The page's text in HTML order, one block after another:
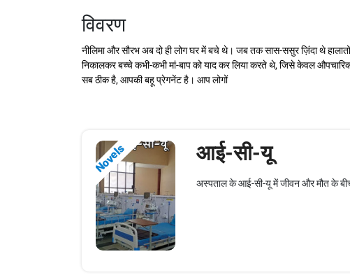
विवरण
नीलिमा और सौरभ अब दो ही लोग घर में बचे थे। जब तक सास-ससुर ज़िंदा थे
निकालकर बच्चे कभी-कभी मां-बाप को याद कर लिया करते थे, जिसे केवल
सब ठीक है, आपकी बहू प्रेगनेंट है। आप लोगों
Novels आई-सी-यू
अस्पताल के आई-सी-यू में जीवन और मौत के बीच